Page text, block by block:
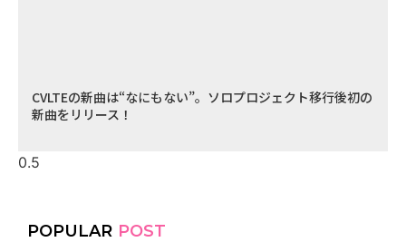
CVLTEの新曲は“なにもない”。ソロプロジェクト移行後初の
新曲をリリース！
POPULAR POST